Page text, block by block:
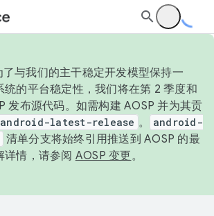
与我们的主干稳定开发模型保持一
统的平台稳定性，我们将在第 2 季度和
发布源代码。如需构建 AOSP 并为其贡
android-latest-release 。
android-
清单分支将始终引用推送到 AOSP 的最
详情，请参阅 AOSP 变更。